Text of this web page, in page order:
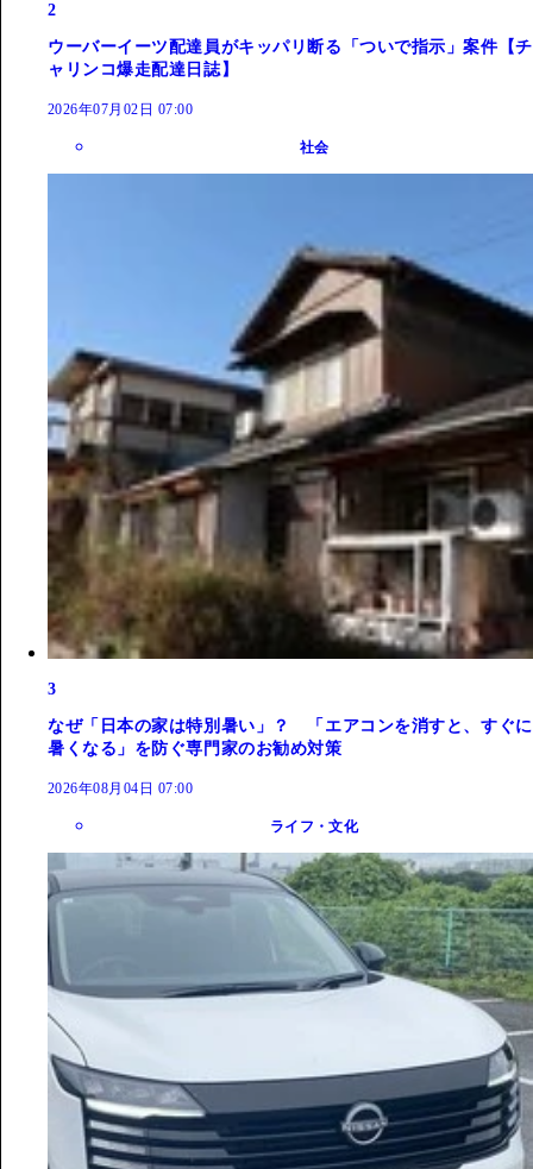
2
ウーバーイーツ配達員がキッパリ断る「ついで指示」案件【チ
ャリンコ爆走配達日誌】
2026年07月02日 07:00
社会
3
なぜ「日本の家は特別暑い」？ 「エアコンを消すと、すぐに
暑くなる」を防ぐ専門家のお勧め対策
2026年08月04日 07:00
ライフ・文化